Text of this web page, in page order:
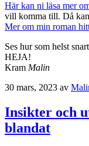
Här kan ni läsa mer
vill komma till. Då
Mer om min roman
Ses hur som helst
HEJA!
Kram Malin
30 mars, 2023 av
Insikter och
blandat